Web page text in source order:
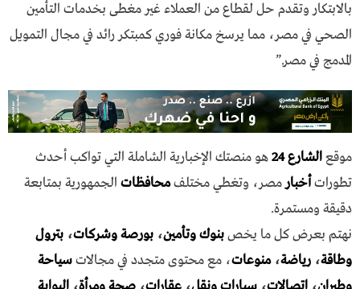
بالابتكار وتقدم حل لقطاع من العملاء غير مغطى بخدمات التأمين
الصحي في مصر، مما يرسخ مكانة فوري كمبتكر رائد في مجال التمويل
المدمج في مصر.”
موقعالشارع 24
هو منصتك الإخبارية الشاملة التي تواكب أحدث
تطوراتأخبار مصر، وتغطي مختلفمحافظات الجمهورية بمتابعة
دقيقة ومستمرة.
نهتم بعرض كل ما يخصبنوك وتأمين، بورصة وشركات، بترول
وطاقة، رياضة،منوعات، مع محتوى متجدد في مجالاتسياحة